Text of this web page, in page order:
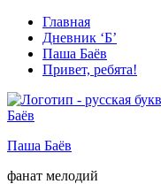
Перейти
содержимому
Главная
Дневник ‘Б’
Паша Баёв
Привет, ребята!
Паша Баёв
фанат мелодий